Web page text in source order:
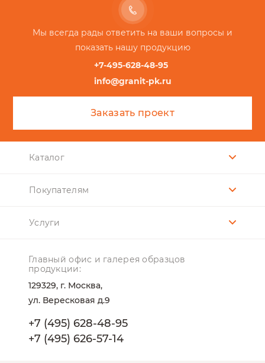
Мы всегда рады ответить на ваши вопросы и
показать нашу продукцию
Заказать проект
+7-495-628-48-95
info@granit-pk.ru
Каталог
Покупателям
Услуги
Главный офис и галерея образцов
продукции:
129329, г. Москва,
ул. Вересковая д.9
+7 (495) 628-48-95
+7 (495) 626-57-14